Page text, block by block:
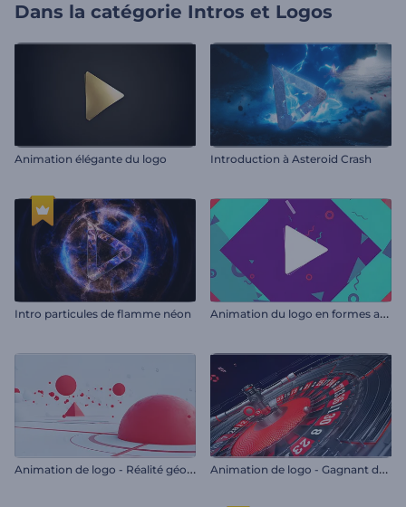
Dans la catégorie Intros et Logos
Animation élégante du logo Introduction à Asteroid Crash
Intro particules de flamme néon A
nimation du logo en formes abstraites
A
nimation de logo - Réalité géométrique A
nimation de logo - Gagnant du casino